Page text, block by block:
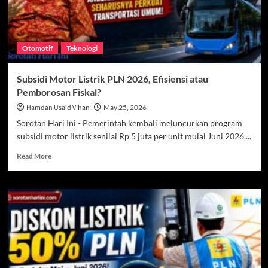
Otomotif Teknologi
Subsidi Motor Listrik PLN 2026, Efisiensi atau
Pemborosan Fiskal?
Hamdan Usaid Vihan May 25, 2026
Sorotan Hari Ini - Pemerintah kembali meluncurkan program
subsidi motor listrik senilai Rp 5 juta per unit mulai Juni 2026....
Read MoreRead
Subsidi
Motor
Listrik
PLN
2026,
Efisiensi
atau